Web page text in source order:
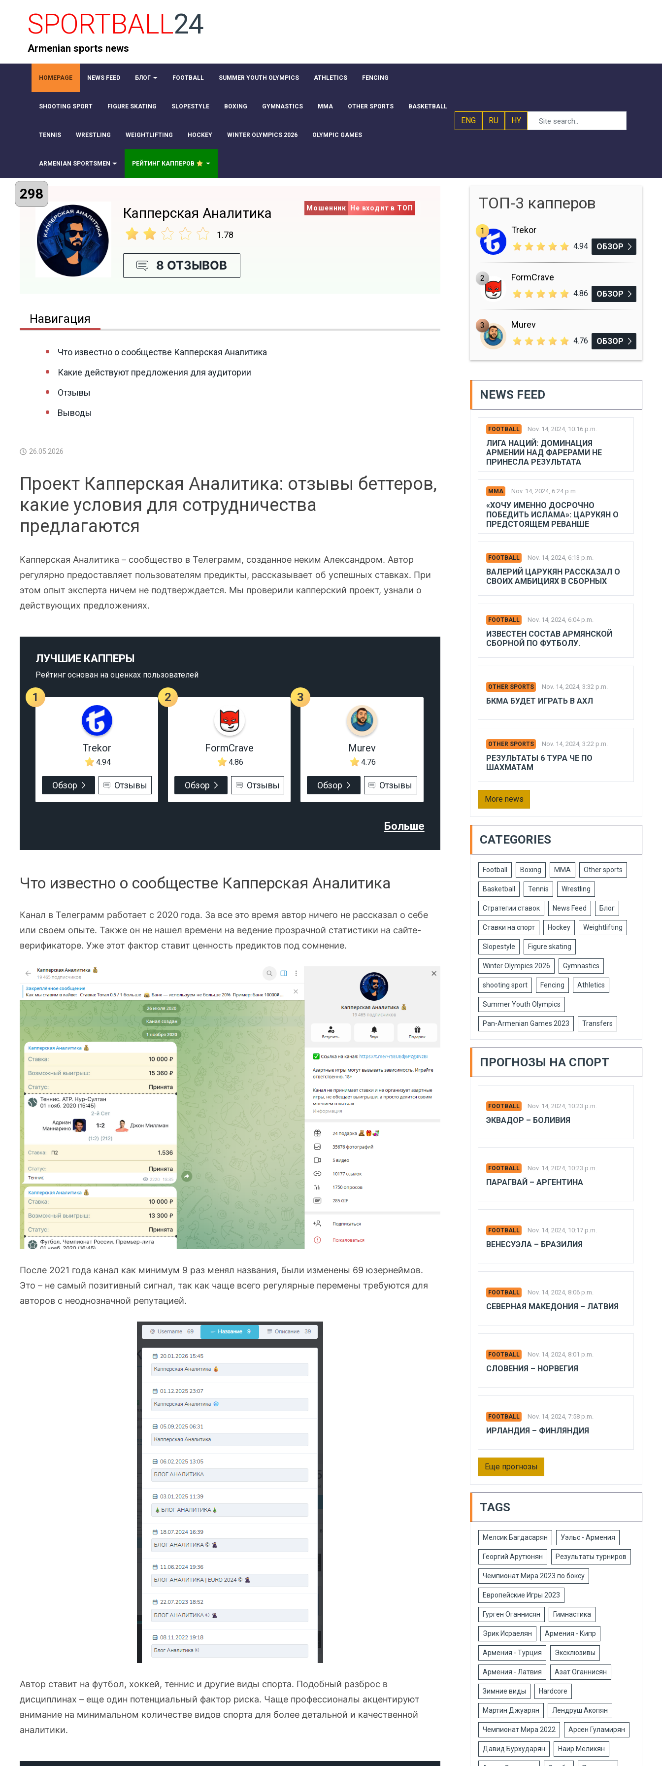
SPORTBALL24
Armenian sports news
HOMEPAGE NEWS FEED БЛОГ FOOTBALL SUMMER YOUTH OLYMPICS ATHLETICS FENCING
SHOOTING SPORT FIGURE SKATING SLOPESTYLE BOXING GYMNASTICS MMA OTHER SPORTS BASKETBALL
TENNIS WRESTLING WEIGHTLIFTING HOCKEY WINTER OLYMPICS 2026 OLYMPIC GAMES
ARMENIAN SPORTSMEN РЕЙТИНГ КАППЕРОВ
ENG RU HY
298
Капперская Аналитика
1.78
Мошенник Не входит в ТОП
8 ОТЗЫВОВ
Навигация
Что известно о сообществе Капперская Аналитика
Какие действуют предложения для аудитории
Отзывы
Выводы
26.05.2026
Проект Капперская Аналитика: отзывы беттеров,
какие условия для сотрудничества
предлагаются
Капперская Аналитика – сообщество в Телеграмм, созданное неким Александром. Автор
регулярно предоставляет пользователям предикты, рассказывает об успешных ставках. При
этом опыт эксперта ничем не подтверждается. Мы проверили капперский проект, узнали о
действующих предложениях.
ЛУЧШИЕ КАППЕРЫ
Рейтинг основан на оценках пользователей
1
Trekor
4.94
Обзор Отзывы
2
FormCrave
4.86
Обзор Отзывы
3
Murev
4.76
Обзор Отзывы
Больше
Что известно о сообществе Капперская Аналитика
Канал в Телеграмм работает с 2020 года. За все это время автор ничего не рассказал о себе
или своем опыте. Также он не нашел времени на ведение прозрачной статистики на сайте-
верификаторе. Уже этот фактор ставит ценность предиктов под сомнение.
После 2021 года канал как минимум 9 раз менял названия, были изменены 69 юзернеймов.
Это – не самый позитивный сигнал, так как чаще всего регулярные перемены требуются для
авторов с неоднозначной репутацией.
Автор ставит на футбол, хоккей, теннис и другие виды спорта. Подобный разброс в
дисциплинах – еще один потенциальный фактор риска. Чаще профессионалы акцентируют
внимание на минимальном количестве видов спорта для более детальной и качественной
аналитики.
ТОП-3 капперов
1 Trekor
4.94 ОБЗОР
2 FormCrave
4.86 ОБЗОР
3 Murev
4.76 ОБЗОР
NEWS FEED
FOOTBALL Nov. 14, 2024, 10:16 p.m.
ЛИГА НАЦИЙ: ДОМИНАЦИЯ
АРМЕНИИ НАД ФАРЕРАМИ НЕ
ПРИНЕСЛА РЕЗУЛЬТАТА
MMA Nov. 14, 2024, 6:24 p.m.
«ХОЧУ ИМЕННО ДОСРОЧНО
ПОБЕДИТЬ ИСЛАМА»: ЦАРУКЯН О
ПРЕДСТОЯЩЕМ РЕВАНШЕ
FOOTBALL Nov. 14, 2024, 6:13 p.m.
ВАЛЕРИЙ ЦАРУКЯН РАССКАЗАЛ О
СВОИХ АМБИЦИЯХ В СБОРНЫХ
FOOTBALL Nov. 14, 2024, 6:04 p.m.
ИЗВЕСТЕН СОСТАВ АРМЯНСКОЙ
СБОРНОЙ ПО ФУТБОЛУ.
OTHER SPORTS Nov. 14, 2024, 3:32 p.m.
БКМА БУДЕТ ИГРАТЬ В АХЛ
OTHER SPORTS Nov. 14, 2024, 3:22 p.m.
РЕЗУЛЬТАТЫ 6 ТУРА ЧЕ ПО
ШАХМАТАМ
More news
CATEGORIES
Football Boxing MMA Other sports
Basketball Tennis Wrestling
Стратегии ставок News Feed Блог
Ставки на спорт Hockey Weightlifting
Slopestyle Figure skating
Winter Olympics 2026 Gymnastics
shooting sport Fencing Athletics
Summer Youth Olympics
Pan-Armenian Games 2023 Transfers
ПРОГНОЗЫ НА СПОРТ
FOOTBALL Nov. 14, 2024, 10:23 p.m.
ЭКВАДОР – БОЛИВИЯ
FOOTBALL Nov. 14, 2024, 10:23 p.m.
ПАРАГВАЙ – АРГЕНТИНА
FOOTBALL Nov. 14, 2024, 10:17 p.m.
ВЕНЕСУЭЛА – БРАЗИЛИЯ
FOOTBALL Nov. 14, 2024, 8:06 p.m.
СЕВЕРНАЯ МАКЕДОНИЯ – ЛАТВИЯ
FOOTBALL Nov. 14, 2024, 8:01 p.m.
СЛОВЕНИЯ – НОРВЕГИЯ
FOOTBALL Nov. 14, 2024, 7:58 p.m.
ИРЛАНДИЯ – ФИНЛЯНДИЯ
Еще прогнозы
TAGS
Мелсик Багдасарян Уэльс - Армения
Георгий Арутюнян Результаты турниров
Чемпионат Мира 2023 по боксу
Европейские Игры 2023
Гурген Оганнисян Гимнастика
Эрик Исраелян Армения - Кипр
Армения - Турция Эксклюзивы
Армения - Латвия Азат Оганнисян
Зимние виды Hardcore
Мартин Джуарян Лендруш Акопян
Чемпионат Мира 2022 Арсен Гуламирян
Давид Бурхударян Наир Меликян